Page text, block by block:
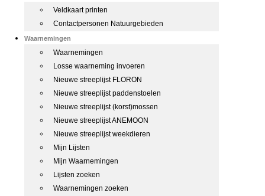
Veldkaart printen
Contactpersonen Natuurgebieden
Waarnemingen
Waarnemingen
Losse waarneming invoeren
Nieuwe streeplijst FLORON
Nieuwe streeplijst paddenstoelen
Nieuwe streeplijst (korst)mossen
Nieuwe streeplijst ANEMOON
Nieuwe streeplijst weekdieren
Mijn Lijsten
Mijn Waarnemingen
Lijsten zoeken
Waarnemingen zoeken